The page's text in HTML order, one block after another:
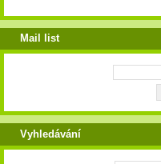
Mail list
Vyhledávání